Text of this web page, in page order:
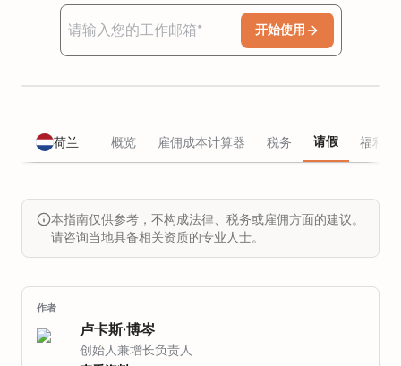
开始使用
荷兰 概览 雇佣成本计算器 税务 请假 福利
本指南仅供参考，不构成法律、税务或雇佣方面的建议。
请咨询当地具备相关资质的专业人士。
作者
卢卡斯·博岑
创始人兼增长负责人